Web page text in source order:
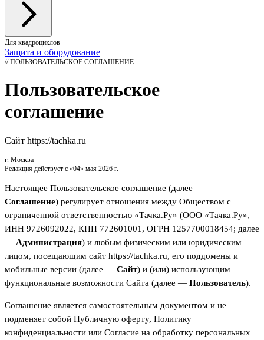
Для квадроциклов
Защита и оборудование
// ПОЛЬЗОВАТЕЛЬСКОЕ СОГЛАШЕНИЕ
Пользовательское
соглашение
Сайт https://tachka.ru
г. Москва
Редакция действует с «04» мая 2026 г.
Настоящее Пользовательское соглашение (далее —
Соглашение) регулирует отношения между Обществом с
ограниченной ответственностью «Тачка.Ру» (ООО «Тачка.Ру»,
ИНН 9726092022, КПП 772601001, ОГРН 1257700018454; далее
— Администрация) и любым физическим или юридическим
лицом, посещающим сайт https://tachka.ru, его поддомены и
мобильные версии (далее — Сайт) и (или) использующим
функциональные возможности Сайта (далее — Пользователь).
Соглашение является самостоятельным документом и не
подменяет собой Публичную оферту, Политику
конфиденциальности или Согласие на обработку персональных